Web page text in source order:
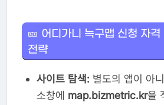
🎫 어디가니 늑구맵 신청 자
전략
사이트 탐색: 별도의 앱이 아
소창에 map.bizmetric.kr을